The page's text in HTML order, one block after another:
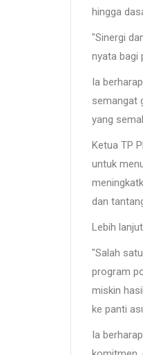
hingga
"Sinergi
nyata bagi
Ia
semangat
yang
Ketua TP
untuk
dan
Lebih
"Salah
program
miskin
ke panti
Ia